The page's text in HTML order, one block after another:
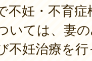
不妊・不育
いては、妻
不妊治療を